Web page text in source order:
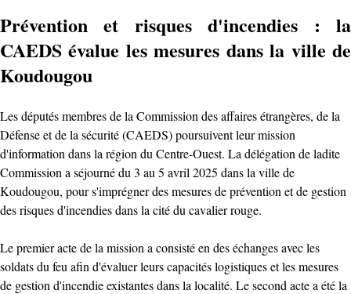
Prévention et risques d'incendies : la
CAEDS évalue les mesures dans la ville de
Koudougou
Les députés membres de la Commission des affaires étrangères, de la
Défense et de la sécurité (CAEDS) poursuivent leur mission
d'information dans la région du Centre-Ouest. La délégation de ladite
Commission a séjourné du 3 au 5 avril 2025 dans la ville de
Koudougou, pour s'imprégner des mesures de prévention et de gestion
des risques d'incendies dans la cité du cavalier rouge.
Le premier acte de la mission a consisté en des échanges avec les
soldats du feu afin d'évaluer leurs capacités logistiques et les mesures
de gestion d'incendie existantes dans la localité. Le second acte a été la